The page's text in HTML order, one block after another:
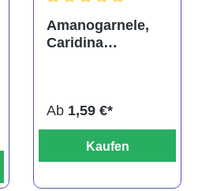
Amanogarnele,
Caridina
Ab 1,59 €*
Kaufen